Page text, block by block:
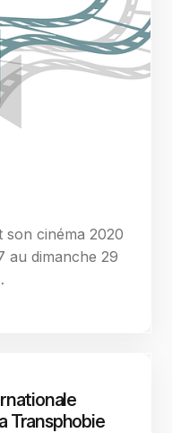
son cinéma 2020
au dimanche 29
Transphobie